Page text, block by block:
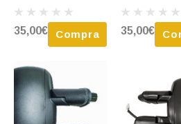
2009 Elettrico, Termico,
Nero, Nuovo
35,00€ Compra
Elettrico,
Nuovo
35,00€